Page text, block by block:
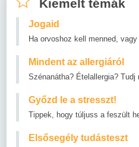
Kiemelt témák
Jogaid
Ha orvoshoz kell menned,
Mindent az allergiáról
Szénanátha? Ételallergia? Tudj
Győzd le a stresszt!
Tippek, hogy túljuss a feszült
Elsősegély tudásteszt